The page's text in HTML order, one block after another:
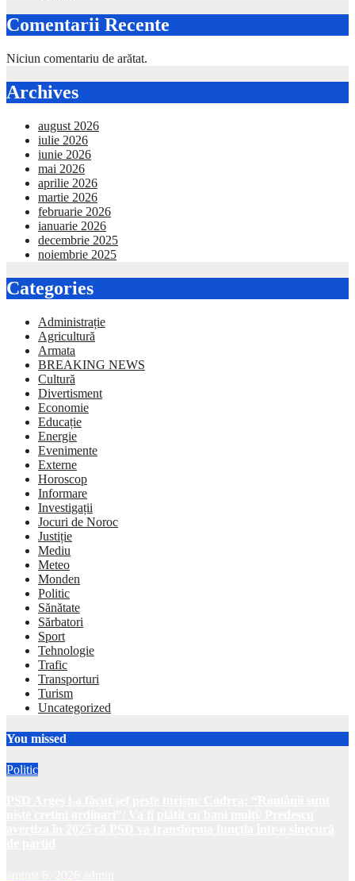
Comentarii Recente
Niciun comentariu de arătat.
Archives
august 2026
iulie 2026
iunie 2026
mai 2026
aprilie 2026
martie 2026
februarie 2026
ianuarie 2026
decembrie 2025
noiembrie 2025
Categories
Administrație
Agricultură
Armata
BREAKING NEWS
Cultură
Divertisment
Economie
Educație
Energie
Evenimente
Externe
Horoscop
Informare
Investigații
Jocuri de Noroc
Justiție
Mediu
Meteo
Monden
Politic
Sănătate
Sărbatori
Sport
Tehnologie
Trafic
Transporturi
Turism
Uncategorized
You missed
Politic